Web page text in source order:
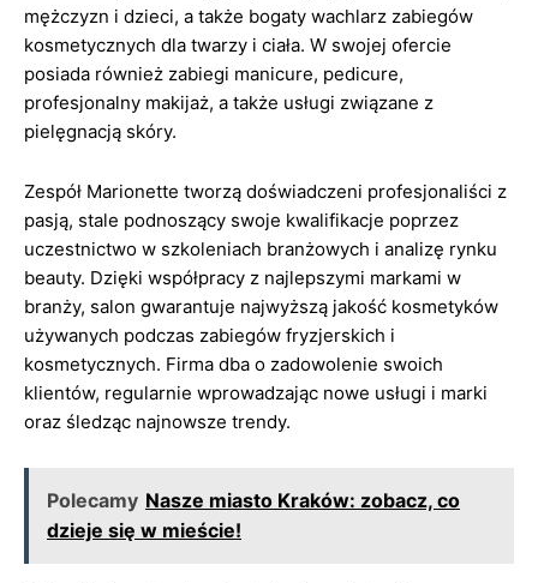
mężczyzn i dzieci, a także bogaty wachlarz zabiegów
kosmetycznych dla twarzy i ciała. W swojej ofercie
posiada również zabiegi manicure, pedicure,
profesjonalny makijaż, a także usługi związane z
pielęgnacją skóry.
Zespół Marionette tworzą doświadczeni profesjonaliści z
pasją, stale podnoszący swoje kwalifikacje poprzez
uczestnictwo w szkoleniach branżowych i analizę rynku
beauty. Dzięki współpracy z najlepszymi markami w
branży, salon gwarantuje najwyższą jakość kosmetyków
używanych podczas zabiegów fryzjerskich i
kosmetycznych. Firma dba o zadowolenie swoich
klientów, regularnie wprowadzając nowe usługi i marki
oraz śledząc najnowsze trendy.
Polecamy Nasze miasto Kraków: zobacz, co
dzieje się w mieście!